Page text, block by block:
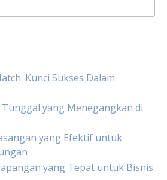
Kunci Sukses Dalam
yang Menegangkan di
yang Efektif untuk
yang Tepat untuk Bisnis